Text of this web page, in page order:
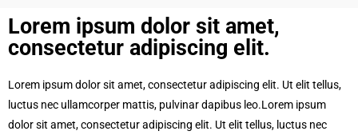
Lorem ipsum dolor sit amet,
consectetur adipiscing elit.​
Lorem ipsum dolor sit amet, consectetur adipiscing elit. Ut elit tellus,
luctus nec ullamcorper mattis, pulvinar dapibus leo.Lorem ipsum
dolor sit amet, consectetur adipiscing elit. Ut elit tellus, luctus nec